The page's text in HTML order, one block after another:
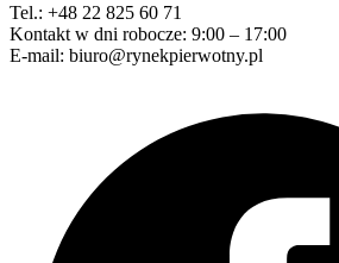
Tel.: +48 22 825 60 71
Kontakt w dni robocze: 9:00 – 17:00
E-mail: biuro@rynekpierwotny.pl